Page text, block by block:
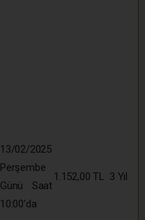
13/02/2025
Perşembe
Günü Saat
10:00’da
1.152,00 TL 3 Yıl